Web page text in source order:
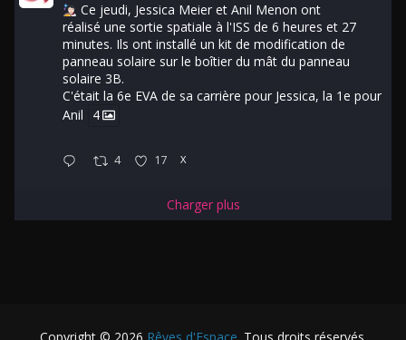
Ce jeudi, Jessica Meier et Anil Menon ont
réalisé une sortie spatiale à l'ISS de 6 heures et 27
minutes. Ils ont installé un kit de modification de
panneau solaire sur le boîtier du mât du panneau
solaire 3B.
C'était la 6e EVA de sa carrière pour Jessica, la 1e pour
Anil
4
4 17 X
Charger plus